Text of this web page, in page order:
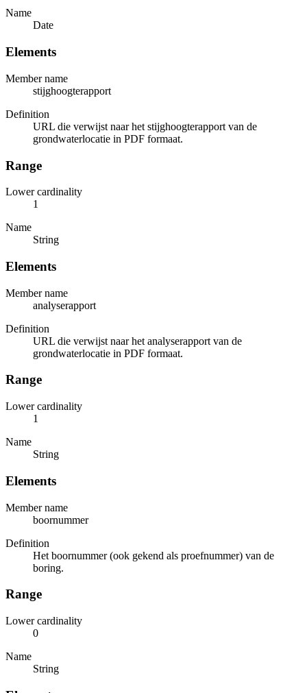
Name
Date
Elements
Member name
stijghoogterapport
Definition
URL die verwijst naar het stijghoogterapport van de
grondwaterlocatie in PDF formaat.
Range
Lower cardinality
1
Name
String
Elements
Member name
analyserapport
Definition
URL die verwijst naar het analyserapport van de
grondwaterlocatie in PDF formaat.
Range
Lower cardinality
1
Name
String
Elements
Member name
boornummer
Definition
Het boornummer (ook gekend als proefnummer) van de
boring.
Range
Lower cardinality
0
Name
String